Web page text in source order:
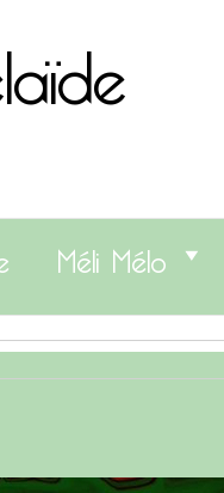
Méli Mélo